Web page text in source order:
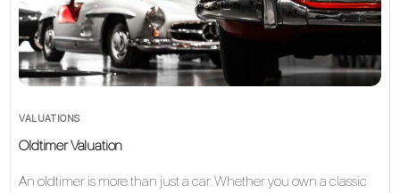
VALUATIONS
Oldtimer Valuation
An oldtimer is more than just a car. Whether you own a classic